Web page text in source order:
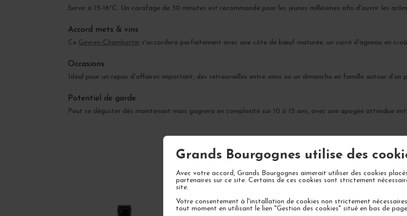
Grands Bourgognes utilise des
Avec votre accord, Grands Bourgognes aimerait utiliser des cookies
partenaires sur ce site. Certains de ces cookies sont strictement
site.
Votre consentement à l'installation de cookies non strictement
tout moment en utilisant le lien "Gestion des cookies" situé en bas de
Servir à 15-16°C. Un carafage de 30 minutes est recommandé pour les jeunes millésimes afin d'ouvrir les
Accord mets & vins
Ce Gevrey-Chambertin s'accordera parfaitement avec une côte de bœuf maturée, un carré d'agneau en
Occasions
Idéal pour un repas d'affaires important, des retrouvailles entre amis ou un dimanche en famille autour d’un
Potentiel de garde
Peut se déguster dès maintenant mais gagnera en complexité sur 10 à 15 ans, avec une apogée attendue
VOTRE PROCHAIN COUP DE